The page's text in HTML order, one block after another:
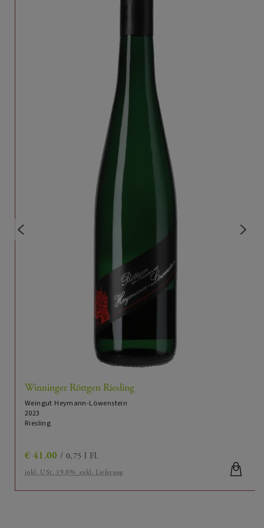
dunkelblau und hat eine glatte Oberfläche, die an
Schiefertafeln erinnert. Im Dialekt sagt man
dort, der Fels sei 'faul', weil er durch seinen
hohen Tongehalt sehr schnell verwittert. Gut für
den Boden - schlecht für die Weinbergsmauern.
Meist vor 200 Jahren in der preußischen Blütezeit
nach Napoleon errichtet, sind viele von ihnen
heute eingestürzt, während die Mauern in der
Nachbarschaft aus quarzithaltigerem Schiefer
oft noch stehen. Von den tonhaltigen Felsen
dieser Weinberge sublimieren die Reben eine
ganz eigene, kühlere mineralische Struktur ins
Glas. In Abgrenzung zu den "Schieferterrassen"
daher "von blauem Schiefer".
Mosel
Terrassenmosel
Weingut Heymann-Löwenstein
Weißwein
saftig, harmonisch, elegant
Appellation:Mosel QW
Glas:
optimale Trinktemperatur (°C), von:
Winninger Röttgen Riesling
Weingut Heymann-Löwenstein
2023
Riesling
€41.00 / 0,75 l Fl.
inkl. USt. 19.0% exkl. Lieferung